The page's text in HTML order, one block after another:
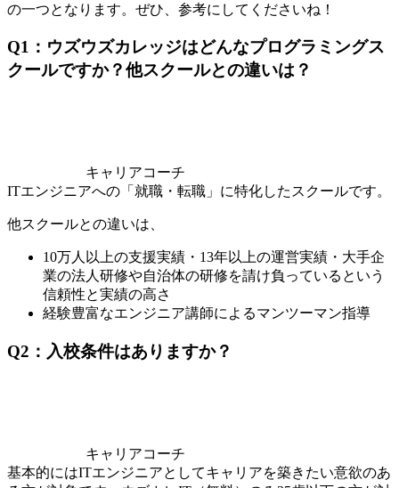
の一つとなります。ぜひ、参考にしてくださいね！
Q1：ウズウズカレッジはどんなプログラミングス
クールですか？他スクールとの違いは？
キャリアコーチ
ITエンジニアへの「就職・転職」に特化したスクールです。
他スクールとの違いは、
10万人以上の支援実績・13年以上の運営実績・大手企
業の法人研修や自治体の研修を請け負っているという
信頼性と実績の高さ
経験豊富なエンジニア講師によるマンツーマン指導
Q2：入校条件はありますか？
キャリアコーチ
基本的にはITエンジニアとしてキャリアを築きたい意欲のあ